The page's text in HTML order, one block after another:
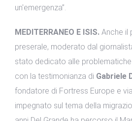
un'emergenza”.
MEDITERRANEO E ISIS. Anche il
preserale, moderato dal
stato dedicato alle
con la testimonianza di Gabriele
fondatore di Fortress Europe e
impegnato sul tema della